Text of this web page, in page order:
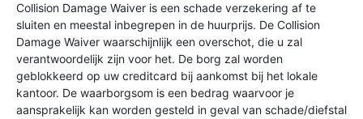
Collision Damage Waiver is een schade verzekering af te
sluiten en meestal inbegrepen in de huurprijs. De Collision
Damage Waiver waarschijnlijk een overschot, die u zal
verantwoordelijk zijn voor het. De borg zal worden
geblokkeerd op uw creditcard bij aankomst bij het lokale
kantoor. De waarborgsom is een bedrag waarvoor je
aansprakelijk kan worden gesteld in geval van schade/diefstal